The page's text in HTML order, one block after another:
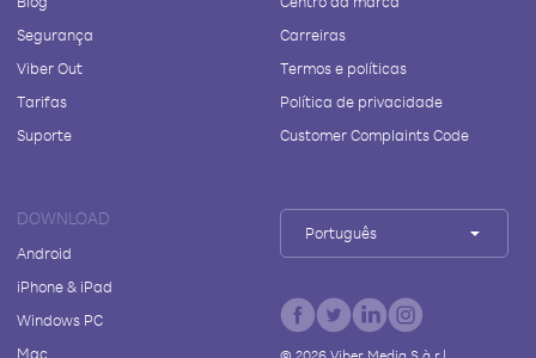
Segurança
Viber Out
Tarifas
Suporte
Carreiras
Termos e políticas
Política de privacidade
Customer Complaints Code
DOWNLOAD
Android
iPhone & iPad
Windows PC
Mac
Português